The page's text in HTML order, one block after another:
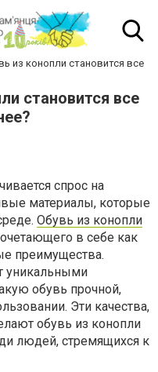
из конопли становится все
становится все
спрос на
материалы, которые
Обувь из конопли
в себе как
преимущества.
уникальными
обувь прочной,
Эти качества,
обувь из конопли
людей, стремящихся к